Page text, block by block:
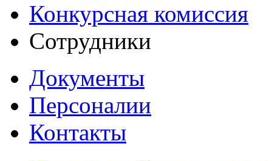
Конкурсная комиссия
Сотрудники
Документы
Персоналии
Контакты